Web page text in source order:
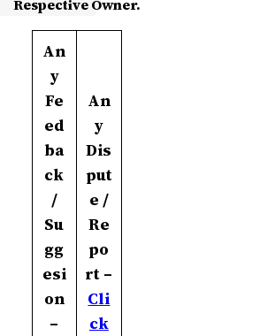
Respective Owner.
An
y
Fe
ed
ba
ck
/
Su
gg
esi
on
–
An
y
Dis
put
e /
Re
po
rt –
Cli
ck